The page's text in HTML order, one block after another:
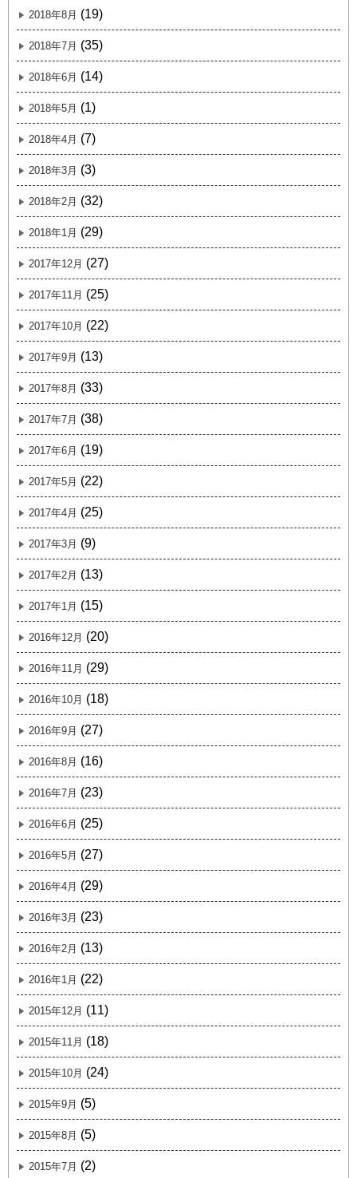
2018年8月 (19)
2018年7月 (35)
2018年6月 (14)
2018年5月 (1)
2018年4月 (7)
2018年3月 (3)
2018年2月 (32)
2018年1月 (29)
2017年12月 (27)
2017年11月 (25)
2017年10月 (22)
2017年9月 (13)
2017年8月 (33)
2017年7月 (38)
2017年6月 (19)
2017年5月 (22)
2017年4月 (25)
2017年3月 (9)
2017年2月 (13)
2017年1月 (15)
2016年12月 (20)
2016年11月 (29)
2016年10月 (18)
2016年9月 (27)
2016年8月 (16)
2016年7月 (23)
2016年6月 (25)
2016年5月 (27)
2016年4月 (29)
2016年3月 (23)
2016年2月 (13)
2016年1月 (22)
2015年12月 (11)
2015年11月 (18)
2015年10月 (24)
2015年9月 (5)
2015年8月 (5)
2015年7月 (2)